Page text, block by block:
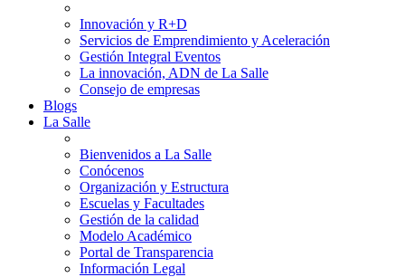
Innovación y R+D
Servicios de Emprendimiento y Aceleración
Gestión Integral Eventos
La innovación, ADN de La Salle
Consejo de empresas
Blogs
La Salle
Bienvenidos a La Salle
Conócenos
Organización y Estructura
Escuelas y Facultades
Gestión de la calidad
Modelo Académico
Portal de Transparencia
Información Legal